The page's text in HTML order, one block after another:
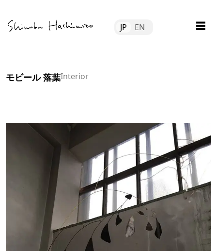
content
JP EN ☰
モビール 落葉Interior